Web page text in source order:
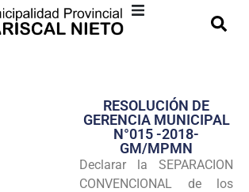
Transparencia
Seguridad
Programas
RESOLUCIÓN DE
GERENCIA MUNICIPAL
N°015 -2018-
GM/MPMN
Declarar la SEPARACION
CONVENCIONAL de los